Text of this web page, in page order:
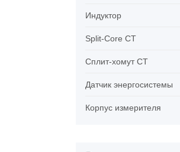
Индуктор
Split-Core CT
Сплит-хомут CT
Датчик энергосистемы
Корпус измерителя